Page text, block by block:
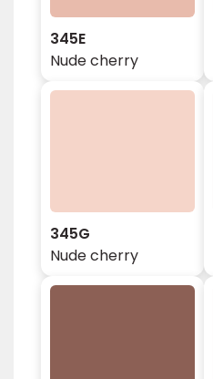
345E
Nude cherry
345G
Nude cherry